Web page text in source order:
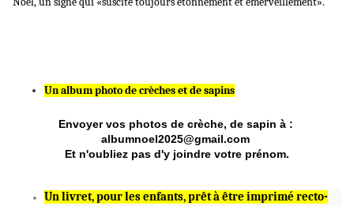
Un album photo de crèches et de sapins
Envoyer vos photos de crèche, de sapin à :
albumnoel2025@gmail.com
Et n'oubliez pas d'y joindre votre prénom.
Un livret, pour les enfants, prêt à être imprimé recto-